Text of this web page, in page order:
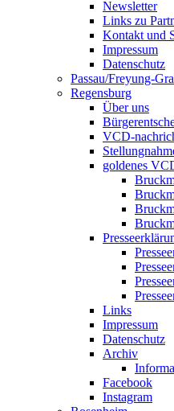
Newsletter
Links zu
Kontakt und
Impressum
Datenschutz
Passau/Freyung-
Regensburg
Über uns
VCD-
goldenes
Links
Impressum
Datenschutz
Archiv
Facebook
Instagram